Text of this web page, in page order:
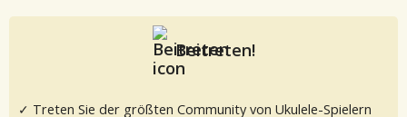
Beitreten!
✓ Treten Sie der größten Community von Ukulele-Spielern